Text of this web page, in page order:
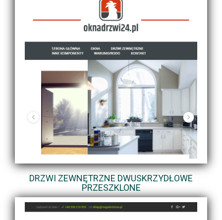
DRZWI ZEWNĘTRZNE DWUSKRZYDŁOWE
PRZESZKLONE